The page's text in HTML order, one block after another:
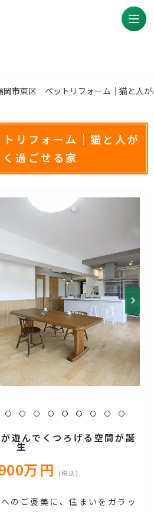
岡市東区 ペットリフォーム｜猫と人
リフォーム｜猫と人が
過ごせる家
遊んでくつろげる空間が誕
生
万円 (税込)
のご褒美に、住まいをガラッ